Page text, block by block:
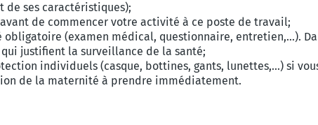
ses caractéristiques);
de commencer votre activité à ce poste de travail;
obligatoire (examen médical, questionnaire, entretien,…).
justifient la surveillance de la santé;
individuels (casque, bottines, gants, lunettes,...) si
de la maternité à prendre immédiatement.